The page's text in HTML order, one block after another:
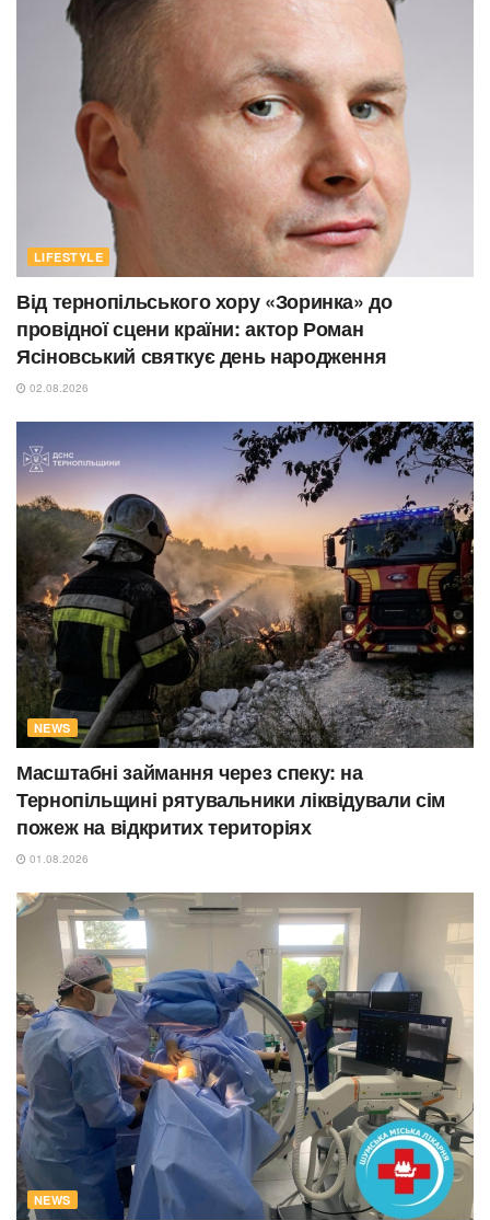
LIFESTYLE
Від тернопільського хору «Зоринка» до
провідної сцени країни: актор Роман
Ясіновський святкує день народження
02.08.2026
NEWS
Масштабні займання через спеку: на
Тернопільщині рятувальники ліквідували сім
пожеж на відкритих територіях
01.08.2026
NEWS